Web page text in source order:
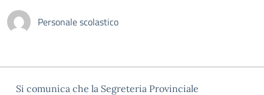
Personale scolastico
Si comunica che la Segreteria Provinciale